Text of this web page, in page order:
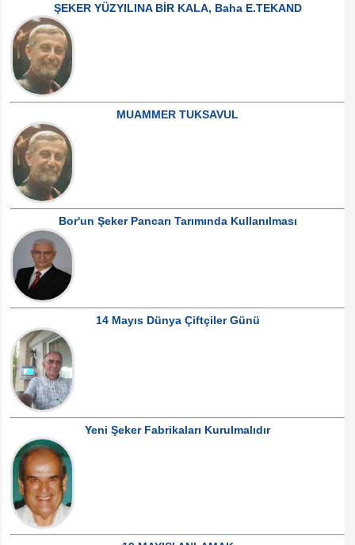
ŞEKER YÜZYILINA BİR KALA, Baha E.TEKAND
MUAMMER TUKSAVUL
Bor'un Şeker Pancarı Tarımında Kullanılması
14 Mayıs Dünya Çiftçiler Günü
Yeni Şeker Fabrikaları Kurulmalıdır